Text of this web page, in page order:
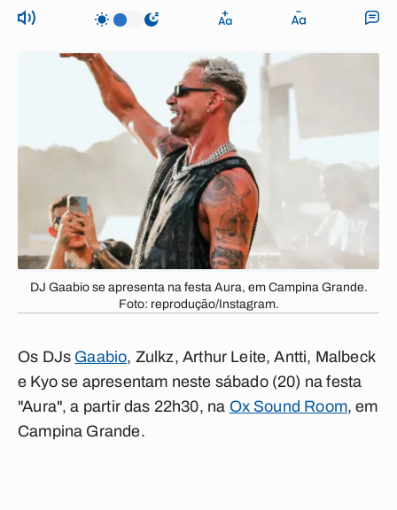
DJ Gaabio se apresenta na festa Aura, em Campina Grande.
Foto: reprodução/Instagram.
Os DJs Gaabio, Zulkz, Arthur Leite, Antti, Malbeck
e Kyo se apresentam neste sábado (20) na festa
"Aura", a partir das 22h30, na Ox Sound Room, em
Campina Grande.